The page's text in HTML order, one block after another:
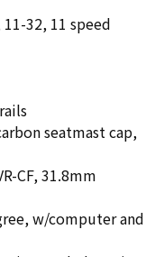
11-32, 11 speed
seatmast cap,
CF, 31.8mm
w/computer and